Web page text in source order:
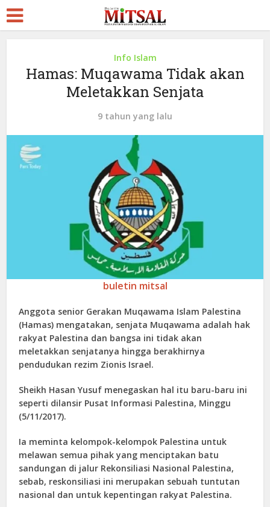
Info Islam
Hamas: Muqawama Tidak akan
Meletakkan Senjata
9 tahun yang lalu
buletin mitsal
Anggota senior Gerakan Muqawama Islam Palestina
(Hamas) mengatakan, senjata Muqawama adalah hak
rakyat Palestina dan bangsa ini tidak akan
meletakkan senjatanya hingga berakhirnya
pendudukan rezim Zionis Israel.
Sheikh Hasan Yusuf menegaskan hal itu baru-baru ini
seperti dilansir Pusat Informasi Palestina, Minggu
(5/11/2017).
Ia meminta kelompok-kelompok Palestina untuk
melawan semua pihak yang menciptakan batu
sandungan di jalur Rekonsiliasi Nasional Palestina,
sebab, reskonsiliasi ini merupakan sebuah tuntutan
nasional dan untuk kepentingan rakyat Palestina.